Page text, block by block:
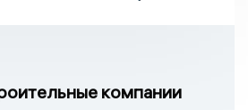
компании